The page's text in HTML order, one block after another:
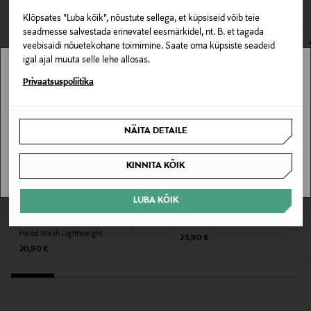
Klõpsates "Luba kõik", nõustute sellega, et küpsiseid võib teie
seadmesse salvestada erinevatel eesmärkidel, nt. B. et tagada
veebisaidi nõuetekohane toimimine. Saate oma küpsiste seadeid
igal ajal muuta selle lehe allosas.
Privaatsuspoliitika
NÄITA DETAILE
KINNITA KÕIK
LUBA KÕIK
Materjal
Taaskasutatavast plastikust pakend
Tootjamaa
Valmistaja tootenumber
PF0101SL300RO
avamata originaalpakendis.
E-POE TAGASTUSED
Hand Wash Lightweight
Original Price
20,90 €
Original Price
23,90 €
Stockmann pole Sinu riigis saadaval.
SAAN ARU